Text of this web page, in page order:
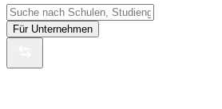
Für Unternehmen